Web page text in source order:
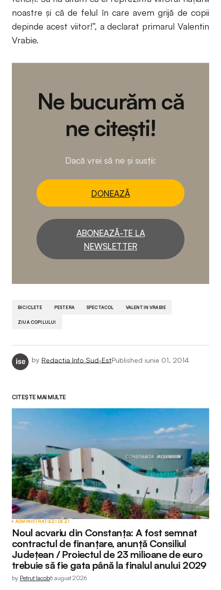
noastre şi că de felul în care avem grijă de copii
depinde acest viitor!”, a declarat primarul Valentin
Vrabie.
Ne bucurăm că
ne citești!
Dacă vrei să ne și susții:
DONEAZĂ
ABONEAZĂ-TE LA
NEWSLETTER
BICICLETE PESTERA SPECTACOL VALENTIN VRABIE
ZIUA COPILULUI
by Redactia Info Sud-EstPublished iunie 01, 2014
CITEȘTE MAI MULTE
ADMINISTRAȚIEZI DE ZI
Noul acvariu din Constanța: A fost semnat
contractul de finanțare, anunță Consiliul
Județean / Proiectul de 23 milioane de euro
trebuie să fie gata până la finalul anului 2029
by Petruț Iacob6 august 2026